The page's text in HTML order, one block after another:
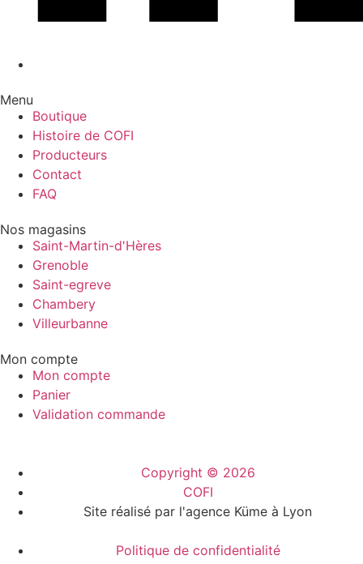
Menu
Boutique
Histoire de COFI
Producteurs
Contact
FAQ
Nos magasins
Saint-Martin-d'Hères
Grenoble
Saint-egreve
Chambery
Villeurbanne
Mon compte
Mon compte
Panier
Validation commande
Copyright © 2026
COFI
Site réalisé par l'agence Küme à Lyon
Politique de confidentialité